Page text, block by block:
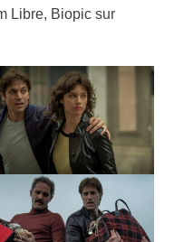
Libre, Biopic sur